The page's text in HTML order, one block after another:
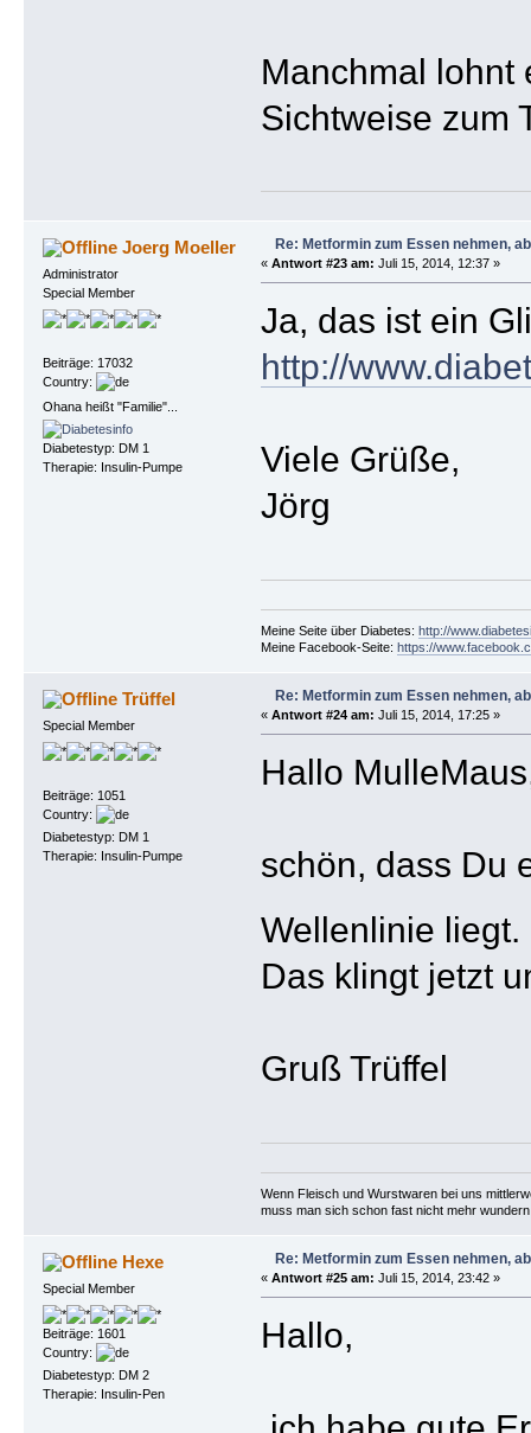
Manchmal lohnt
Sichtweise zum
Joerg Moeller
Administrator
Special Member
Beiträge: 17032
Country:
Ohana heißt "Familie"...
Diabetestyp: DM 1
Therapie: Insulin-Pumpe
Re: Metformin zum Essen nehmen,
« Antwort #23 am: Juli 15, 2014, 12:37 »
Ja, das ist ein
http://
Viele Grüße,
Jörg
Meine Seite über Diabetes: http://
Meine Facebook-Seite: https://
Trüffel
Special Member
Beiträge: 1051
Country:
Diabetestyp: DM 1
Therapie: Insulin-Pumpe
Re: Metformin zum Essen nehmen,
« Antwort #24 am: Juli 15, 2014, 17:25 »
Hallo
schön, dass Du
Wellenlinie
Das klingt jetzt
Gruß Trüffel
Wenn Fleisch und Wurstwaren bei uns
muss man sich schon fast nicht mehr
Hexe
Special Member
Beiträge: 1601
Country:
Diabetestyp: DM 2
Therapie: Insulin-Pen
Re: Metformin zum Essen nehmen,
« Antwort #25 am: Juli 15, 2014, 23:42 »
Hallo,